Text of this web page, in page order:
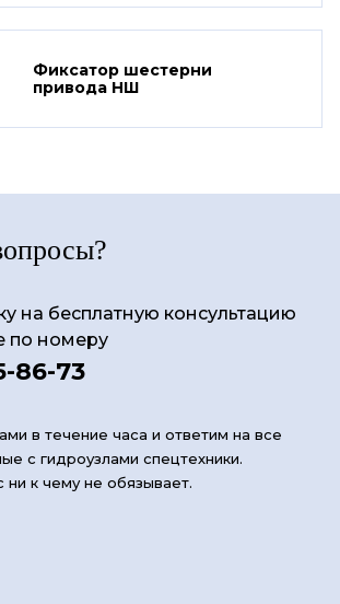
Фиксатор шестерни
привода НШ
на бесплатную консультацию
по номеру
86-73
в течение часа и ответим на все
с гидроузлами спецтехники.
ни к чему не обязывает.